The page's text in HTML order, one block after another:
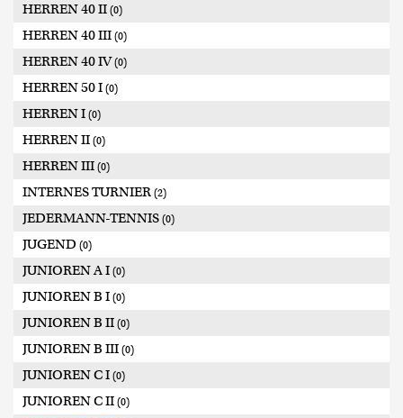
HERREN 40 II (0)
HERREN 40 III (0)
HERREN 40 IV(0)
HERREN 50 I (0)
HERREN I (0)
HERREN II (0)
HERREN III (0)
INTERNES TURNIER (2)
JEDERMANN-TENNIS (0)
JUGEND (0)
JUNIOREN A I (0)
JUNIOREN B I (0)
JUNIOREN B II (0)
JUNIOREN B III (0)
JUNIOREN C I (0)
JUNIOREN C II (0)